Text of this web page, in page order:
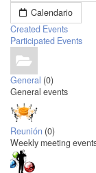
Calendario
Created Events
Participated Events
General (0)
General events
Reunión (0)
Weekly meeting